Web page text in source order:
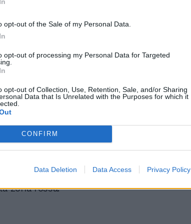
opt-out of the Sale of my Personal Data.
opt-out of processing my Personal Data for Targeted
opt-out of Collection, Use, Retention, Sale, and/or Sharing
Data that Is Unrelated with the Purposes for which it
CONFIRM
Data Deletion Data Access Privacy Policy
è stata fissata una nuova riunione del
scientifico per fare il punto della
valutare eventuali nuove misure. Al
ed esperti c’è la possibilità di
coprifuocoe di estendere il parametro
chiusura delle scuole
dei 250 casi
abitanti per far scattare in
zona rossa.